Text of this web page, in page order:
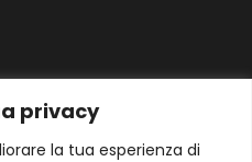
privacy
la tua esperienza di